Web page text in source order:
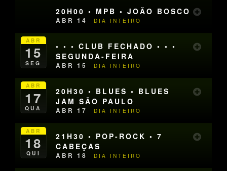
20H00 • MPB • JOÃO BOSCO
ABR 14 DIA INTEIRO
ABR
15
SEG
• • • CLUB FECHADO • • •
SEGUNDA-FEIRA
ABR 15 DIA INTEIRO
ABR
17
QUA
20H30 • BLUES • BLUES
JAM SÃO PAULO
ABR 17 DIA INTEIRO
ABR
18
QUI
21H30 • POP-ROCK • 7
CABEÇAS
ABR 18 DIA INTEIRO